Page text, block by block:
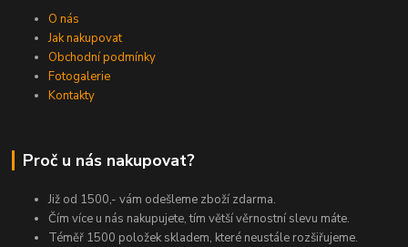
O nás
Jak nakupovat
Obchodní podmínky
Fotogalerie
Kontakty
Proč u nás nakupovat?
Již od 1500,- vám odešleme zboží zdarma.
Čím více u nás nakupujete, tím větší věrnostní slevu máte.
Téměř 1500 položek skladem, které neustále rozšiřujeme.